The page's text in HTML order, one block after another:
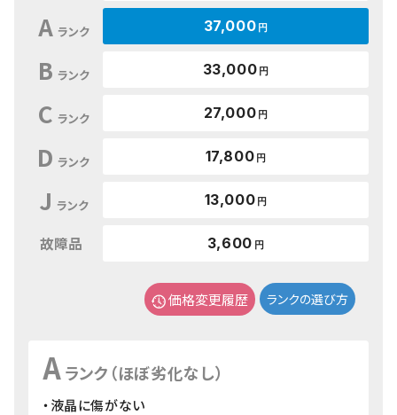
A ランク 37,000 円
B ランク 33,000 円
C ランク 27,000 円
D ランク 17,800 円
J ランク 13,000 円
故障品 3,600 円
価格変更履歴 ランクの選び方
Aランク（ほぼ劣化なし）
・液晶に傷がない